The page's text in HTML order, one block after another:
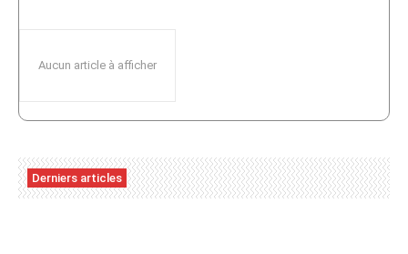
Aucun article à afficher
Derniers articles